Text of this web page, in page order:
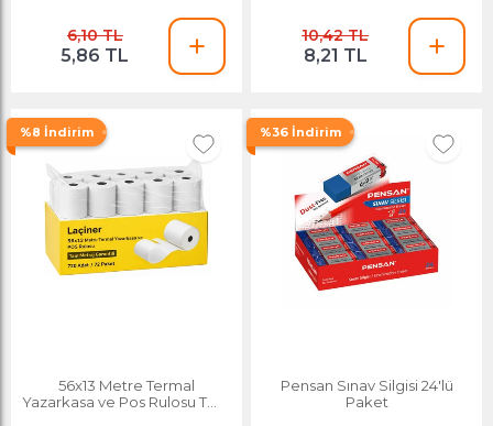
6,10 TL
5,86 TL
10,42 TL
8,21 TL
%8 İndirim
56x13 Metre Termal
Yazarkasa ve Pos Rulosu Tam
%36 İndirim
Pensan Sınav Silgisi 24'lü
Paket